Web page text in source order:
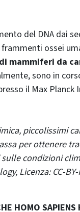
del DNA dai
ossei
mammiferi da
sono in
il Max
piccolissimi
per ottenere
condizioni
Licenza: CC-BY-
HOMO